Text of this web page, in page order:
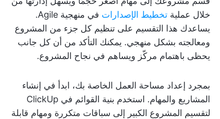
خلال عملية تخطيط الإصدارات
في منهجية Agile.
يساعدك هذا التقسيم على تنظيم كل جزء من المشروع
ومعالجته بشكل منهجي. يمكنك التأكد من أن كل جانب
يحظى باهتمام مركّز ويساهم في نجاح المشروع.
بمجرد إعداد مساحة العمل الخاصة بك، ابدأ في إنشاء
المشاريع والمهام. استخدم بنية القوائم في ClickUp
لتقسيم المشروع الكبير إلى سباقات متكررة ومهام قابلة